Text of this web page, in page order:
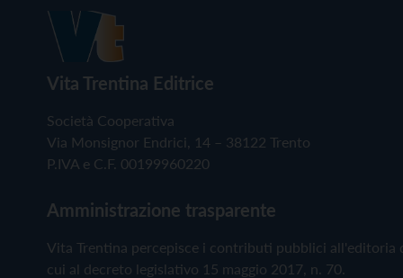
Vita Trentina Editrice
Società Cooperativa
Via Monsignor Endrici, 14 – 38122 Trento
P.IVA e C.F. 00199960220
Amministrazione trasparente
Vita Trentina percepisce i contributi pubblici all'editoria
cui al decreto legislativo 15 maggio 2017, n. 70.